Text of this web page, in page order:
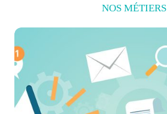
NOS MÉTIERS